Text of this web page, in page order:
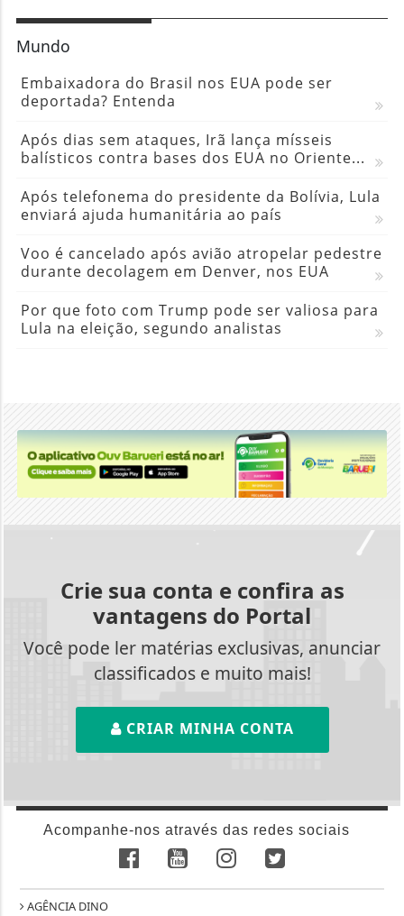
Mundo
Embaixadora do Brasil nos EUA pode ser
deportada? Entenda
Após dias sem ataques, Irã lança mísseis
balísticos contra bases dos EUA no Oriente...
Após telefonema do presidente da Bolívia, Lula
enviará ajuda humanitária ao país
Voo é cancelado após avião atropelar pedestre
durante decolagem em Denver, nos EUA
Por que foto com Trump pode ser valiosa para
Lula na eleição, segundo analistas
Crie sua conta e confira as
vantagens do Portal
Você pode ler matérias exclusivas, anunciar
classificados e muito mais!
CRIAR MINHA CONTA
Acompanhe-nos através das redes sociais
AGÊNCIA DINO